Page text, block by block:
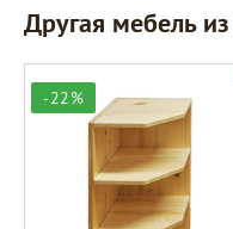
Другая мебель
-22%